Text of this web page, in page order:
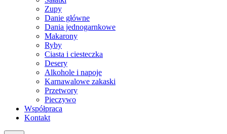
Zupy
Danie główne
Dania jednogarnkowe
Makarony
Ryby
Ciasta i ciesteczka
Desery
Alkohole i napoje
Karnawalowe zakaski
Przetwory
Pieczywo
Współpraca
Kontakt